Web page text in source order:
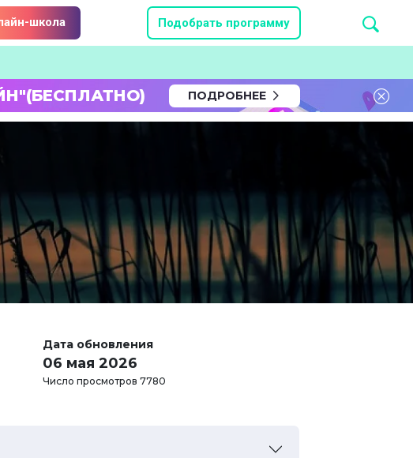
школа Подобрать программу
ПОДРОБНЕЕ
Дата обновления
06 мая 2026
Число просмотров 7780